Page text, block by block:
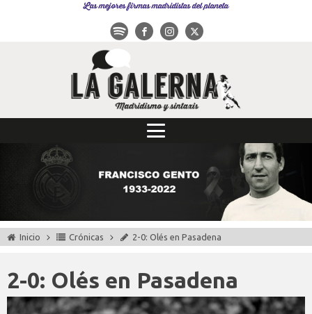
Las mejores firmas madridistas del planeta
Inicio Crónicas 2-0: Olés en Pasadena
2-0: Olés en Pasadena